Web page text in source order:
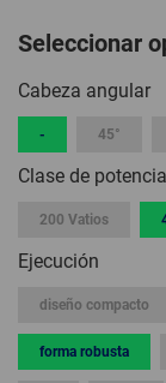
Seleccionar
Cabeza angular
- 45°
Clase de potencia
200 Vatios
Ejecución
diseño compacto
forma robusta